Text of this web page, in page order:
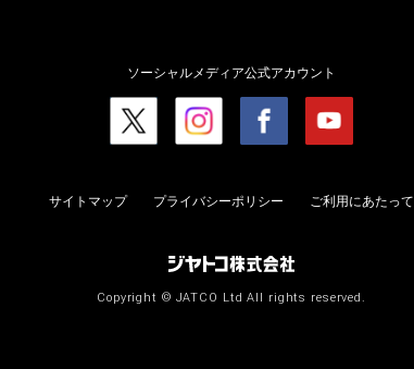
ソーシャルメディア公式アカウント
サイトマップ プライバシーポリシー ご利用にあたって
Copyright © JATCO Ltd All rights reserved.